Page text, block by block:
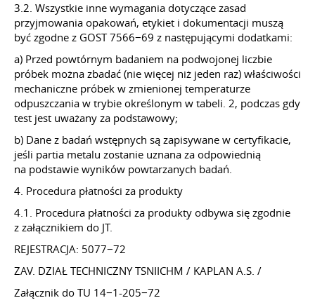
3.2. Wszystkie inne wymagania dotyczące zasad
przyjmowania opakowań, etykiet i dokumentacji muszą
być zgodne z GOST 7566−69 z następującymi dodatkami:
a) Przed powtórnym badaniem na podwojonej liczbie
próbek można zbadać (nie więcej niż jeden raz) właściwości
mechaniczne próbek w zmienionej temperaturze
odpuszczania w trybie określonym w tabeli. 2, podczas gdy
test jest uważany za podstawowy;
b) Dane z badań wstępnych są zapisywane w certyfikacie,
jeśli partia metalu zostanie uznana za odpowiednią
na podstawie wyników powtarzanych badań.
4. Procedura płatności za produkty
4.1. Procedura płatności za produkty odbywa się zgodnie
z załącznikiem do JT.
REJESTRACJA: 5077−72
ZAV. DZIAŁ TECHNICZNY TSNIICHM / KAPLAN A.S. /
Załącznik do TU 14−1-205−72